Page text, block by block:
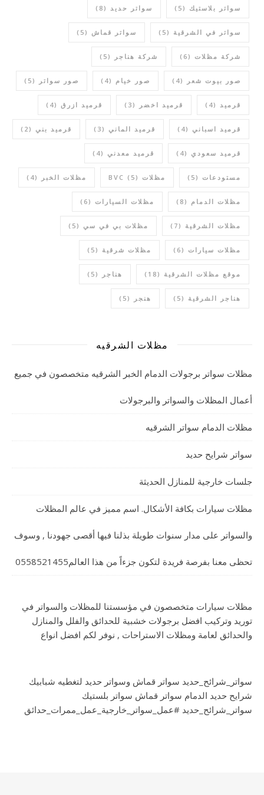
سواتر بلاستيك (5) سواتر حديد (8)
سواتر في الشرقية (5) سواتر قماش (5)
شركة مظلات (6) شركة هناجر (5)
صور بيوت شعر (4) صور خيام (4) صور سواتر (5)
قرميد (4) قرميد اخضر (3) قرميد ازرق (4)
قرميد اسباني (4) قرميد الماني (3) قرميد بني (2)
قرميد سعودي (4) قرميد معدني (4)
مستودعات (5) مظلات BVC (5) مظلات الخبر (4)
مظلات الدمام (8) مظلات السيارات (6)
مظلات الشرقية (7) مظلات بي في سي (5)
مظلات سيارات (6) مظلات شرقية (5)
موقع مظلات الشرقية (18) هناجر (5)
هناجر الشرقية (5) هنجر (5)
مظلات الشرقيه
مظلات سواتر برجولات الدمام الخبر الشرقيه متخصصون في جميع
أعمال المظلات والسواتر والبرجولات
مظلات الدمام سواتر الشرقيه
سواتر شرايح حديد
جلسات خارجية للمنازل الحديثة
مظلات سيارات بكافة الأشكال. اسم مميز في عالم المظلات
والسواتر على مدار سنوات طويلة بذلنا فيها أقصى جهودنا , وسوف
تحظى معنا بفرصة فريدة لتكون جزءاً من هذا العالم0558521455
مظلات سيارات متخصصون في مؤسستنا للمظلات والسواتر في
توريد وتركيب افضل برجولات خشبية للحدائق والفلل والمنازل
والحدائق لعامة ومظلات الاستراحات , نوفر لكم افضل انواع
سواتر_شرائح_حديد سواتر قماش وسواتر حديد لتغطيه شبابيك
شرايح حديد الدمام سواتر قماش سواتر بلستيك
سواتر_شرائح_حديد #عمل_سواتر_خارجية_عمل_ممرات_حدائق